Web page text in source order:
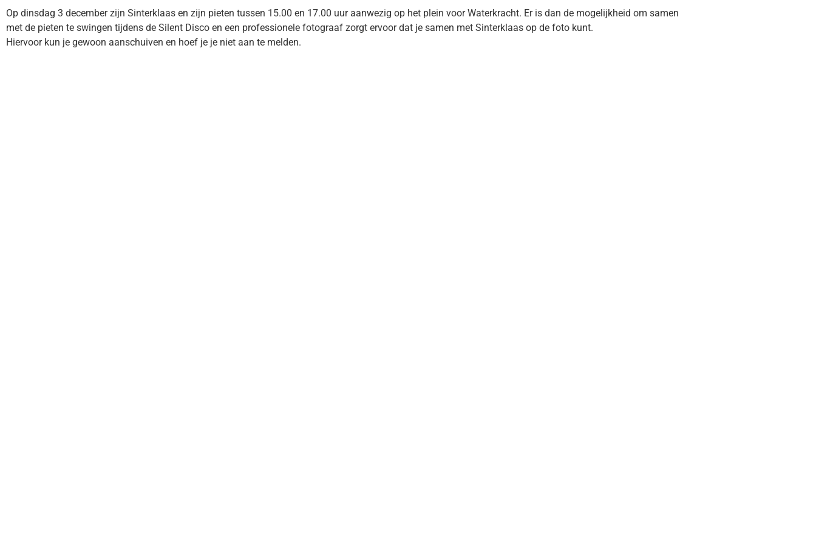
Op dinsdag 3 december zijn Sinterklaas en zijn pieten tussen 15.00 en 17.00 uur aanwezig op het plein voor Waterkracht. Er is dan de mogelijkheid om samen
met de pieten te swingen tijdens de Silent Disco en een professionele fotograaf zorgt ervoor dat je samen met Sinterklaas op de foto kunt.
Hiervoor kun je gewoon aanschuiven en hoef je je niet aan te melden.